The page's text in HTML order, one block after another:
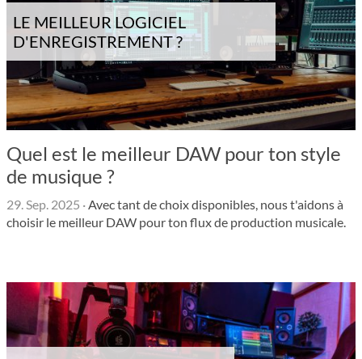
LE MEILLEUR LOGICIEL
D'ENREGISTREMENT ?
Quel est le meilleur DAW pour ton style
de musique ?
29. Sep. 2025 ·Avec tant de choix disponibles, nous t'aidons à
choisir le meilleur DAW pour ton flux de production musicale.